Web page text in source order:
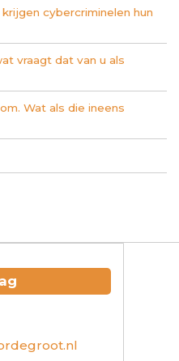
cybercriminelen hun
vraagt dat van u als
Wat als die ineens